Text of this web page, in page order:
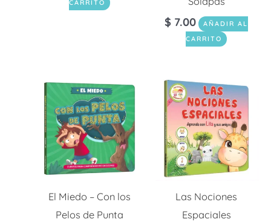
CARRITO
$ 7.00
AÑADIR AL
CARRITO
El Miedo – Con los
Pelos de Punta
Las Nociones
Espaciales